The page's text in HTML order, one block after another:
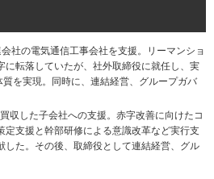
社の電気通信工事会社を支援。リーマンショ
に転落していたが、社外取締役に就任し、実
を実現。同時に、連結経営、グループガバ
収した子会社への支援。赤字改善に向けたコ
定支援と幹部研修による意識改革など実行支
した。その後、取締役として連結経営、グル